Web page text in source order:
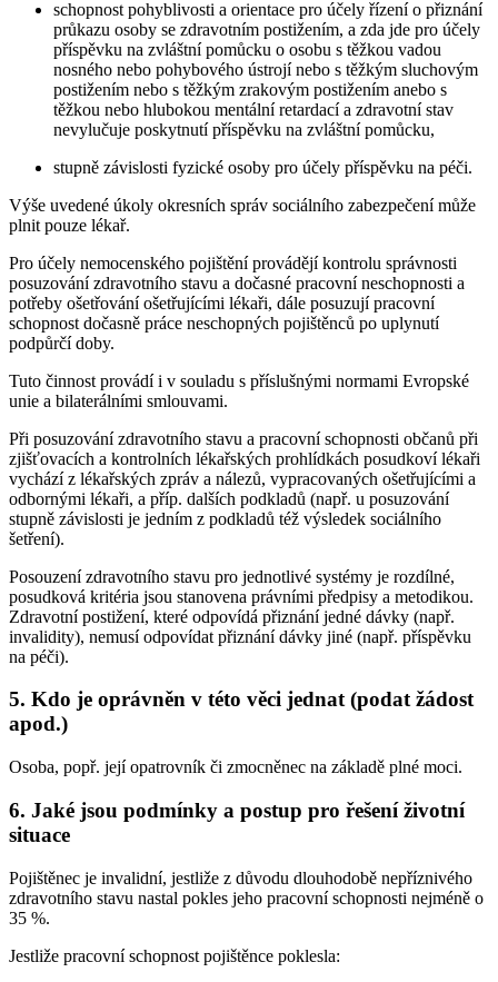
schopnost pohyblivosti a orientace pro účely řízení o přiznání
průkazu osoby se zdravotním postižením, a zda jde pro účely
příspěvku na zvláštní pomůcku o osobu s těžkou vadou
nosného nebo pohybového ústrojí nebo s těžkým sluchovým
postižením nebo s těžkým zrakovým postižením anebo s
těžkou nebo hlubokou mentální retardací a zdravotní stav
nevylučuje poskytnutí příspěvku na zvláštní pomůcku,
stupně závislosti fyzické osoby pro účely příspěvku na péči.
Výše uvedené úkoly okresních správ sociálního zabezpečení může
plnit pouze lékař.
Pro účely nemocenského pojištění provádějí kontrolu správnosti
posuzování zdravotního stavu a dočasné pracovní neschopnosti a
potřeby ošetřování ošetřujícími lékaři, dále posuzují pracovní
schopnost dočasně práce neschopných pojištěnců po uplynutí
podpůrčí doby.
Tuto činnost provádí i v souladu s příslušnými normami Evropské
unie a bilaterálními smlouvami.
Při posuzování zdravotního stavu a pracovní schopnosti občanů při
zjišťovacích a kontrolních lékařských prohlídkách posudkoví lékaři
vychází z lékařských zpráv a nálezů, vypracovaných ošetřujícími a
odbornými lékaři, a příp. dalších podkladů (např. u posuzování
stupně závislosti je jedním z podkladů též výsledek sociálního
šetření).
Posouzení zdravotního stavu pro jednotlivé systémy je rozdílné,
posudková kritéria jsou stanovena právními předpisy a metodikou.
Zdravotní postižení, které odpovídá přiznání jedné dávky (např.
invalidity), nemusí odpovídat přiznání dávky jiné (např. příspěvku
na péči).
5. Kdo je oprávněn v této věci jednat (podat žádost
apod.)
Osoba, popř. její opatrovník či zmocněnec na základě plné moci.
6. Jaké jsou podmínky a postup pro řešení životní
situace
Pojištěnec je invalidní, jestliže z důvodu dlouhodobě nepříznivého
zdravotního stavu nastal pokles jeho pracovní schopnosti nejméně o
35 %.
Jestliže pracovní schopnost pojištěnce poklesla: